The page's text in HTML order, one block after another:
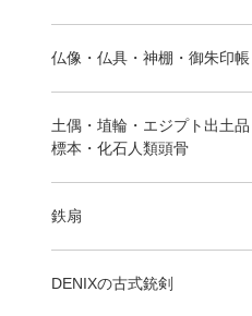
仏像・仏具・神棚・御朱印
土偶・埴輪・エジプト出土
標本・化石人類頭骨
鉄扇
DENIXの古式銃剣